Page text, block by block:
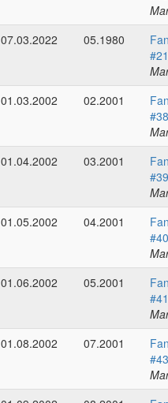
07.03.2022
05.1980
01.03.2002
02.2001
#38
01.04.2002
03.2001
#39
01.05.2002
04.2001
#40
01.06.2002
05.2001
#41
01.08.2002
07.2001
#43